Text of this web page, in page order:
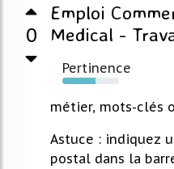
0
Emploi
Medical -
Pertinence
59%
métier, mots-clés
Astuce : indiquez
postal dans la